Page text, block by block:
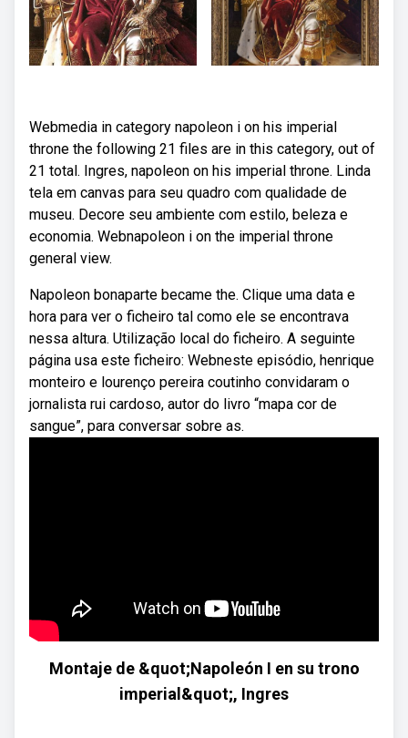
Webmedia in category napoleon i on his imperial
throne the following 21 files are in this category, out of
21 total. Ingres, napoleon on his imperial throne. Linda
tela em canvas para seu quadro com qualidade de
museu. Decore seu ambiente com estilo, beleza e
economia. Webnapoleon i on the imperial throne
general view.
Napoleon bonaparte became the. Clique uma data e
hora para ver o ficheiro tal como ele se encontrava
nessa altura. Utilização local do ficheiro. A seguinte
página usa este ficheiro: Webneste episódio, henrique
monteiro e lourenço pereira coutinho convidaram o
jornalista rui cardoso, autor do livro “mapa cor de
sangue”, para conversar sobre as.
Montaje de &quot;Napoleón I en su trono
imperial&quot;, Ingres